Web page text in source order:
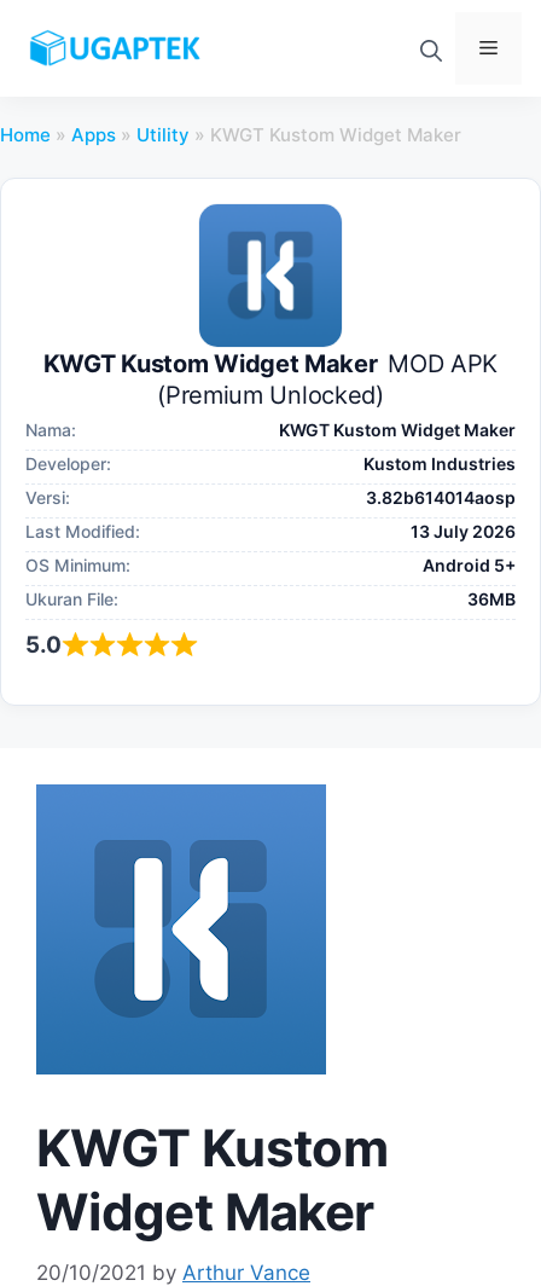
Home » Apps » Utility » KWGT Kustom Widget Maker
KWGT Kustom Widget Maker MOD APK
(Premium Unlocked)
Nama:
KWGT Kustom Widget Maker
Developer:
Kustom Industries
Versi:
3.82b614014aosp
Last Modified:
13 July 2026
OS Minimum:
Android 5+
Ukuran File:
36MB
5.0
KWGT Kustom
Widget Maker
20/10/2021 by Arthur Vance